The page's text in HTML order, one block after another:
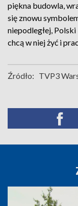
piękna budowla,
się znowu
niepodległej,
chcą w niej żyć i
Źródło: TVP3